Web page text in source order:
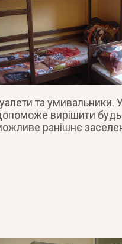
та умивальники. У
вирішити
ранішнє